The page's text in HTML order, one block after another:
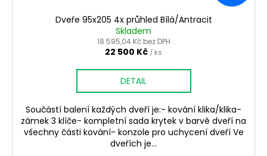
Dveře 95x205 4x průhled Bílá/Antracit
Skladem
18 595,04 Kč bez DPH
22 500 Kč / ks
DETAIL
Součástí balení každých dveří je:- kování klika/klika-
zámek 3 klíče- kompletní sada krytek v barvě dveří na
všechny části kování- konzole pro uchycení dveří Ve
dveřích je...